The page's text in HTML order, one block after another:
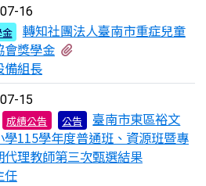
16
轉知社團法人臺南市重症兒童
會獎學金
備組長
15
成績公告 公告
臺南市東區裕文
學115學年度普通班、資源班暨專
代理教師第三次甄選結果
任